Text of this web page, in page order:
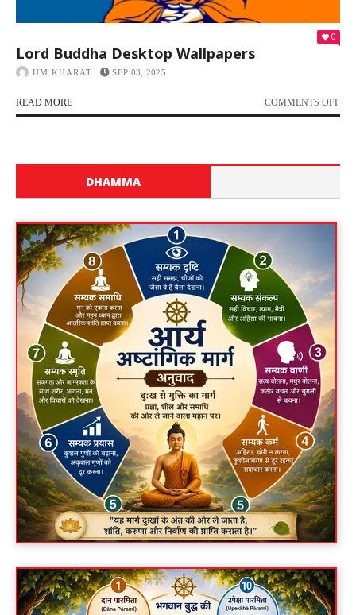
0
Lord Buddha Desktop Wallpapers
HM KHARAT SEP 03, 2025
READ MORE COMMENTS OFF
DHAMMA